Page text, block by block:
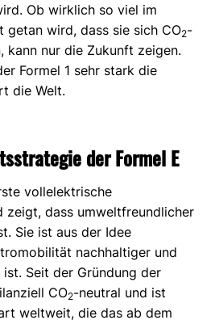
Ob wirklich so viel im
getan wird, dass sie sich CO2-
kann nur die Zukunft zeigen.
Formel 1 sehr stark die
die Welt.
der Formel E
vollelektrische
zeigt, dass umweltfreundlicher
Sie ist aus der Idee
nachhaltiger und
Seit der Gründung der
CO2-neutral und ist
weltweit, die das ab dem